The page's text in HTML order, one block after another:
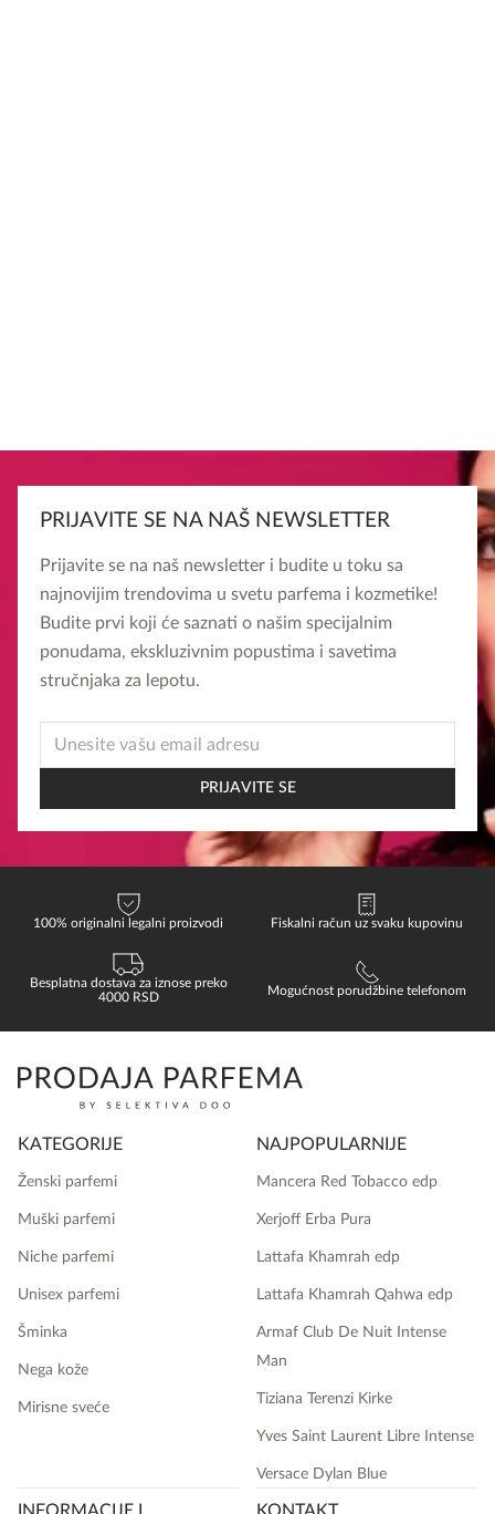
PRIJAVITE SE NA NAŠ NEWSLETTER
Prijavite se na naš newsletter i budite u toku sa
najnovijim trendovima u svetu parfema i kozmetike!
Budite prvi koji će saznati o našim specijalnim
ponudama, ekskluzivnim popustima i savetima
stručnjaka za lepotu.
EMAIL
PRIJAVITE SE
100% originalni legalni proizvodi Fiskalni račun uz svaku kupovinu
Besplatna dostava za iznose preko
4000 RSD
Mogućnost porudžbine telefonom
KATEGORIJE
Ženski parfemi
Muški parfemi
Niche parfemi
Unisex parfemi
Šminka
Nega kože
Mirisne sveće
NAJPOPULARNIJE
Mancera Red Tobacco edp
Xerjoff Erba Pura
Lattafa Khamrah edp
Lattafa Khamrah Qahwa edp
Armaf Club De Nuit Intense
Man
Tiziana Terenzi Kirke
Yves Saint Laurent Libre Intense
Versace Dylan Blue
INFORMACIJE I KONTAKT